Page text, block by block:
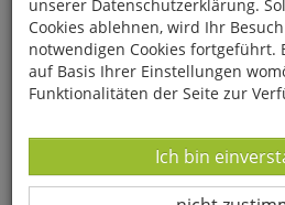
Brutbiologie des
icterina in
unserer Datenschutzerklärung.
Cookies ablehnen, wird Ihr
notwendigen Cookies fortgeführt.
auf Basis Ihrer Einstellungen
Funktionalitäten der Seite zur
Ich bin